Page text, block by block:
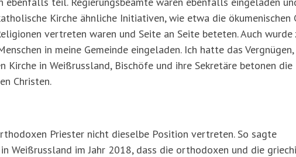
Kirche ähnliche Initiativen, wie etwa die ökumenischen
vertreten waren und Seite an Seite beteten. Auch wurde
in meine Gemeinde eingeladen. Ich hatte das Vergnügen,
in Weißrussland, Bischöfe und ihre Sekretäre betonen die
Christen.
Priester nicht dieselbe Position vertreten. So sagte
Weißrussland im Jahr 2018, dass die orthodoxen und die